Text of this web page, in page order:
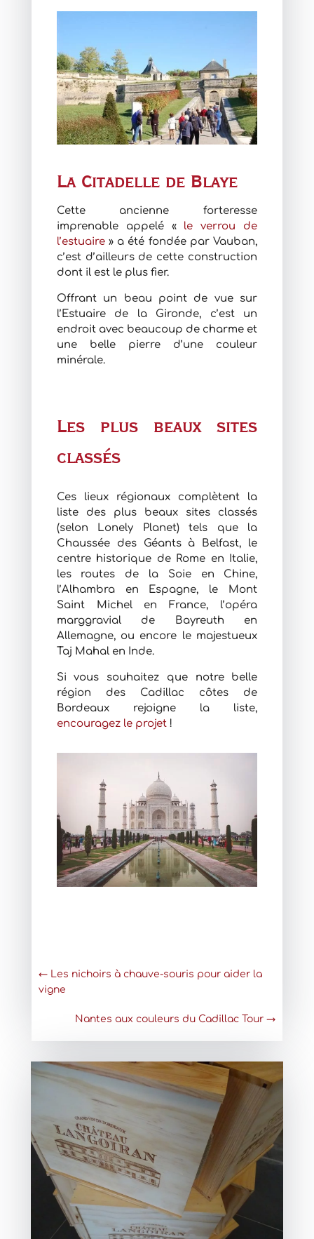
La Citadelle de Blaye
Cette ancienne forteresse
imprenable appelé «le verrou de
l’estuaire» a été fondée par Vauban,
c’est d’ailleurs de cette construction
dont il est le plus fier.
Offrant un beau point de vue sur
l’Estuaire de la Gironde, c’est un
endroit avec beaucoup de charme et
une belle pierre d’une couleur
minérale.
Les plus beaux sites
classés
Ces lieux régionaux complètent la
liste des plus beaux sites classés
(selon Lonely Planet) tels que la
Chaussée des Géants à Belfast, le
centre historique de Rome en Italie,
les routes de la Soie en Chine,
l’Alhambra en Espagne, le Mont
Saint Michel en France, l’opéra
marggravial de Bayreuth en
Allemagne, ou encore le majestueux
Taj Mahal en Inde.
Si vous souhaitez que notre belle
région des Cadillac côtes de
Bordeaux rejoigne la liste,
encouragez le projet!
← Les nichoirs à chauve-souris pour aider la
vigne
Nantes aux couleurs du Cadillac Tour →